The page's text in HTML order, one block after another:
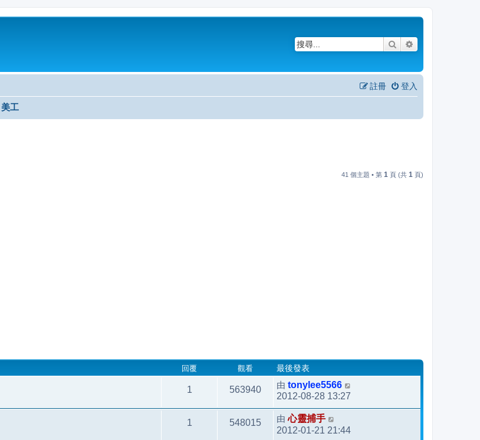
搜尋
登入
註冊
美工
41 個主題 • 第 1 頁 (共 1 頁)
回覆 觀看 最後發表
1 563940 由 tonylee5566
2012-08-28 13:27
1 548015 由心靈捕手
2012-01-21 21:44